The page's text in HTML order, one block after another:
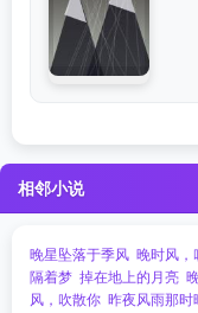
相邻小说
晚星坠落于季风 晚时风，
隔着梦 掉在地上的月亮
风，吹散你 昨夜风雨那时